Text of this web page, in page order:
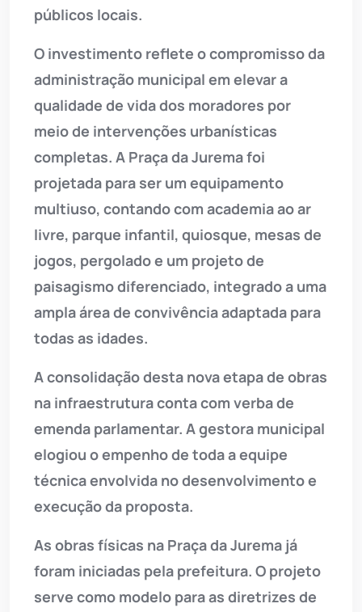
públicos locais.
O investimento reflete o compromisso da
administração municipal em elevar a
qualidade de vida dos moradores por
meio de intervenções urbanísticas
completas. A Praça da Jurema foi
projetada para ser um equipamento
multiuso, contando com academia ao ar
livre, parque infantil, quiosque, mesas de
jogos, pergolado e um projeto de
paisagismo diferenciado, integrado a uma
ampla área de convivência adaptada para
todas as idades.
A consolidação desta nova etapa de obras
na infraestrutura conta com verba de
emenda parlamentar. A gestora municipal
elogiou o empenho de toda a equipe
técnica envolvida no desenvolvimento e
execução da proposta.
As obras físicas na Praça da Jurema já
foram iniciadas pela prefeitura. O projeto
serve como modelo para as diretrizes de